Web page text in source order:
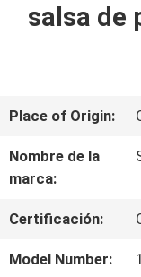
LOS
VÍDEOS
SOBRE
NOSOTROS
salsa de
Place of Origin:
Nombre de la
marca:
Certificación:
Model Number: